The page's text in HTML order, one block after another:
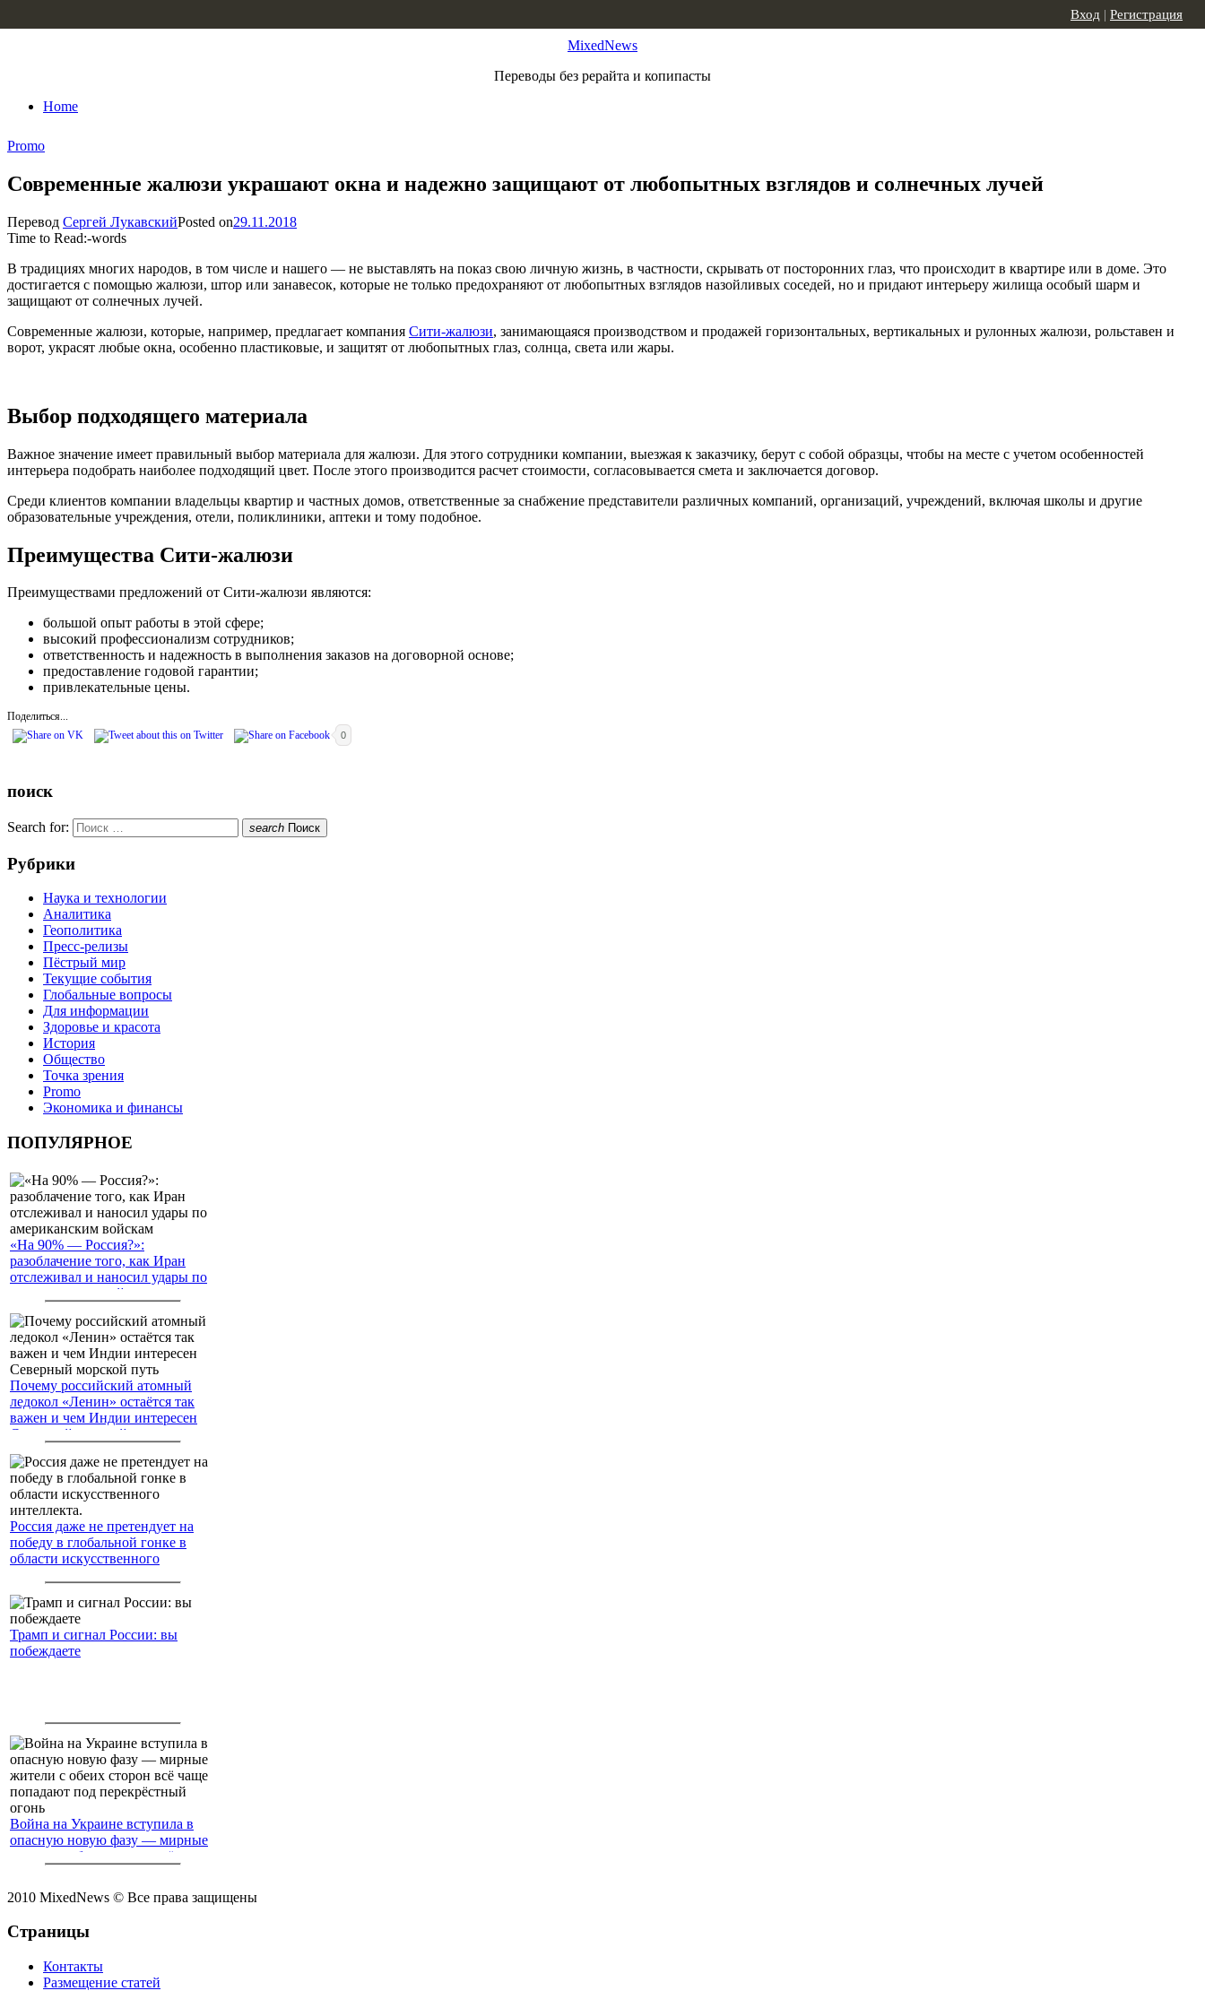
MixedNews
Переводы без рерайта и копипасты
Home
Вход | Регистрация
Promo
Современные жалюзи украшают окна и надежно защищают от любопытных взглядов и солнечных лучей
Перевод Сергей ЛукавскийPosted on29.11.2018
Time to Read:-words
В традициях многих народов, в том числе и нашего — не выставлять на показ свою личную жизнь, в частности, скрывать от посторонних глаз, что происходит в квартире или в доме. Это
достигается с помощью жалюзи, штор или занавесок, которые не только предохраняют от любопытных взглядов назойливых соседей, но и придают интерьеру жилища особый шарм и
защищают от солнечных лучей.
Современные жалюзи, которые, например, предлагает компания Сити-жалюзи, занимающаяся производством и продажей горизонтальных, вертикальных и рулонных жалюзи, рольставен и
ворот, украсят любые окна, особенно пластиковые, и защитят от любопытных глаз, солнца, света или жары.
Выбор подходящего материала
Важное значение имеет правильный выбор материала для жалюзи. Для этого сотрудники компании, выезжая к заказчику, берут с собой образцы, чтобы на месте с учетом особенностей
интерьера подобрать наиболее подходящий цвет. После этого производится расчет стоимости, согласовывается смета и заключается договор.
Среди клиентов компании владельцы квартир и частных домов, ответственные за снабжение представители различных компаний, организаций, учреждений, включая школы и другие
образовательные учреждения, отели, поликлиники, аптеки и тому подобное.
Преимущества Сити-жалюзи
Преимуществами предложений от Сити-жалюзи являются:
большой опыт работы в этой сфере;
высокий профессионализм сотрудников;
ответственность и надежность в выполнения заказов на договорной основе;
предоставление годовой гарантии;
привлекательные цены.
Поделиться...
0
поиск
Search for: search Поиск
Рубрики
Наука и технологии
Аналитика
Геополитика
Пресс-релизы
Пёстрый мир
Текущие события
Глобальные вопросы
Для информации
Здоровье и красота
История
Общество
Точка зрения
Promo
Экономика и финансы
ПОПУЛЯРНОЕ
«На 90% — Россия?»:
разоблачение того, как Иран
отслеживал и наносил удары по
американским войскам
Почему российский атомный
ледокол «Ленин» остаётся так
важен и чем Индии интересен
Северный морской путь
Россия даже не претендует на
победу в глобальной гонке в
области искусственного
Трамп и сигнал России: вы
побеждаете
Война на Украине вступила в
опасную новую фазу — мирные
жители с обеих сторон всё чаще
2010 MixedNews © Все права защищены
Страницы
Контакты
Размещение статей